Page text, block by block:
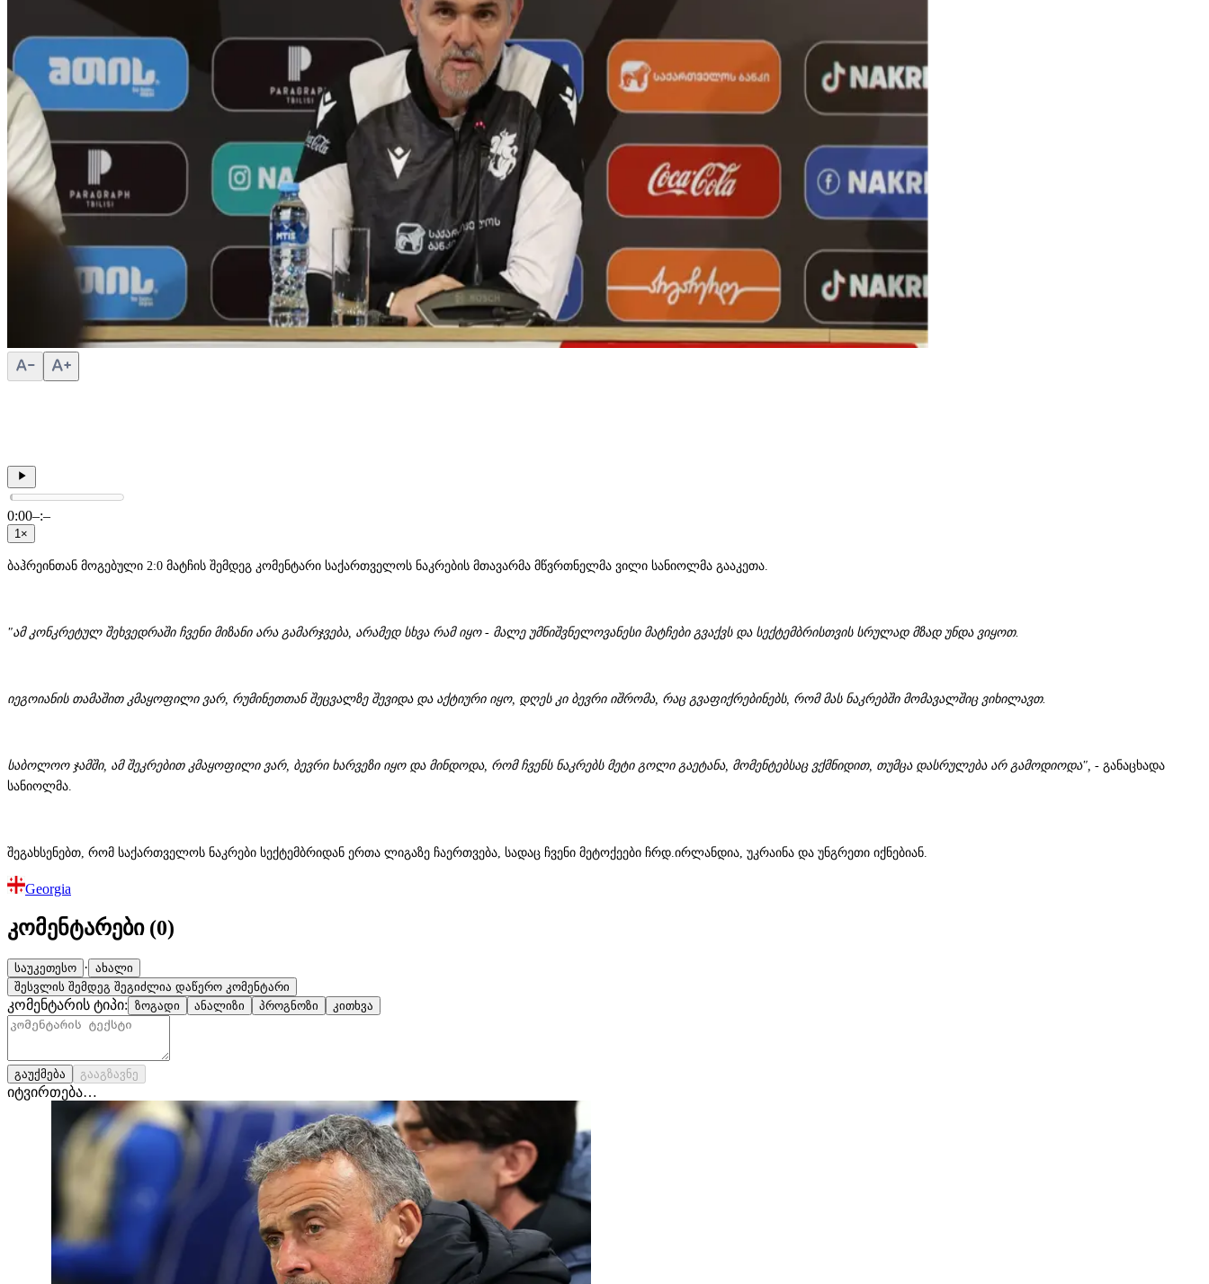
0:00–:–
1×
ბაჰრეინთან მოგებული 2:0 მატჩის შემდეგ კომენტარი საქართველოს ნაკრების მთავარმა მწვრთნელმა ვილი სანიოლმა გააკეთა.
"ამ კონკრეტულ შეხვედრაში ჩვენი მიზანი არა გამარჯვება, არამედ სხვა რამ იყო - მალე უმნიშვნელოვანესი მატჩები გვაქვს და სექტემბრისთვის სრულად მზად უნდა ვიყოთ.
იეგოიანის თამაშით კმაყოფილი ვარ, რუმინეთთან შეცვალზე შევიდა და აქტიური იყო, დღეს კი ბევრი იშრომა, რაც გვაფიქრებინებს, რომ მას ნაკრებში მომავალშიც ვიხილავთ.
საბოლოო ჯამში, ამ შეკრებით კმაყოფილი ვარ, ბევრი ხარვეზი იყო და მინდოდა, რომ ჩვენს ნაკრებს მეტი გოლი გაეტანა, მომენტებსაც ვქმნიდით, თუმცა დასრულება არ გამოდიოდა", - განაცხადა
სანიოლმა.
შეგახსენებთ, რომ საქართველოს ნაკრები სექტემბრიდან ერთა ლიგაზე ჩაერთვება, სადაც ჩვენი მეტოქეები ჩრდ.ირლანდია, უკრაინა და უნგრეთი იქნებიან.
Georgia
კომენტარები (0)
საუკეთესო · ახალი
შესვლის შემდეგ შეგიძლია დაწერო კომენტარი
კომენტარის ტიპი: ზოგადი ანალიზი პროგნოზი კითხვა
გაუქმება გააგზავნე
იტვირთება…